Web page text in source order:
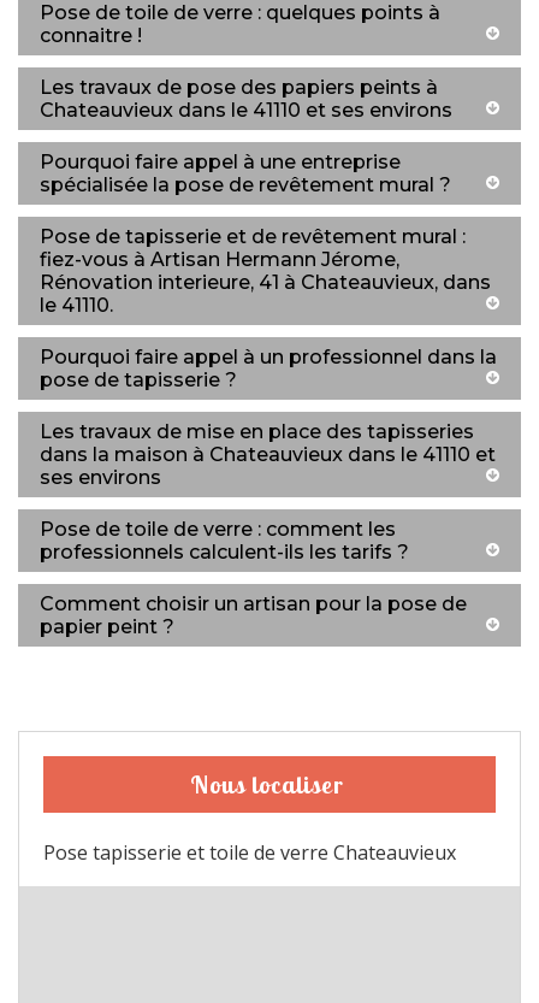
Pose de toile de verre : quelques points à
connaitre !
Les travaux de pose des papiers peints à
Chateauvieux dans le 41110 et ses environs
Pourquoi faire appel à une entreprise
spécialisée la pose de revêtement mural ?
Pose de tapisserie et de revêtement mural :
fiez-vous à Artisan Hermann Jérome,
Rénovation interieure, 41 à Chateauvieux, dans
le 41110.
Pourquoi faire appel à un professionnel dans la
pose de tapisserie ?
Les travaux de mise en place des tapisseries
dans la maison à Chateauvieux dans le 41110 et
ses environs
Pose de toile de verre : comment les
professionnels calculent-ils les tarifs ?
Comment choisir un artisan pour la pose de
papier peint ?
Nous localiser
Pose tapisserie et toile de verre Chateauvieux